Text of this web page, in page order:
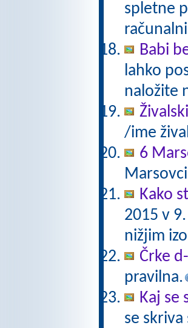
spletne
Babi
lahko
naložite
/ime
6
Kako
2015 v
nižjim
Črke
pravilna.
Kaj se
se